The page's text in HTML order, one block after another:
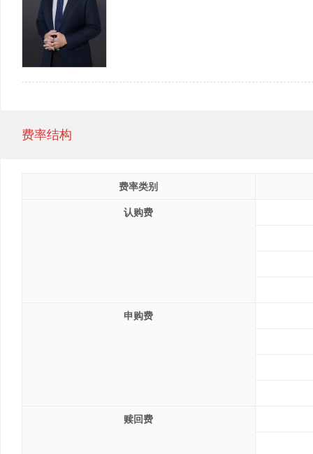
费率结构
费率类别
认购费
申购费
赎回费